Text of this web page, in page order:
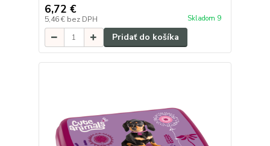
6,72 €
5,46 € bez DPH Skladom 9
Pridať do košíka